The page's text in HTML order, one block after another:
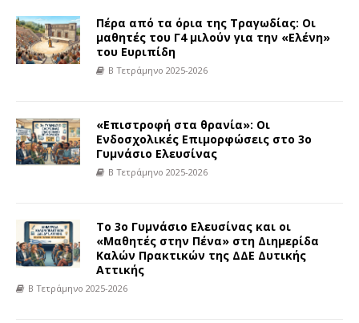
Πέρα από τα όρια της Τραγωδίας: Οι
μαθητές του Γ4 μιλούν για την «Ελένη»
του Ευριπίδη
Β Τετράμηνο 2025-2026
«Επιστροφή στα θρανία»: Οι
Ενδοσχολικές Επιμορφώσεις στο 3ο
Γυμνάσιο Ελευσίνας
Β Τετράμηνο 2025-2026
Το 3ο Γυμνάσιο Ελευσίνας και οι
«Μαθητές στην Πένα» στη Διημερίδα
Καλών Πρακτικών της ΔΔΕ Δυτικής
Αττικής
Β Τετράμηνο 2025-2026